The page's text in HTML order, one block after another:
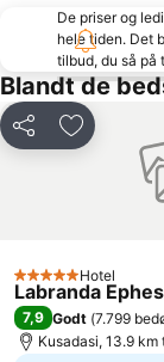
De priser og
hele tiden. Det
tilbud, du så på
Blandt de
Del Føj til
5 StjernerHotel
Labranda
7,9 Godt (7.799
Kusadasi, 13.9 km